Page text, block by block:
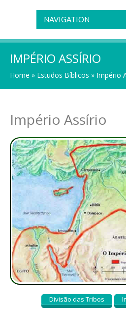
NAVIGATION
IMPÉRIO ASSÍRIO
Home » Estudos Bíblicos » Império
Império Assírio
Divisão das Tribos